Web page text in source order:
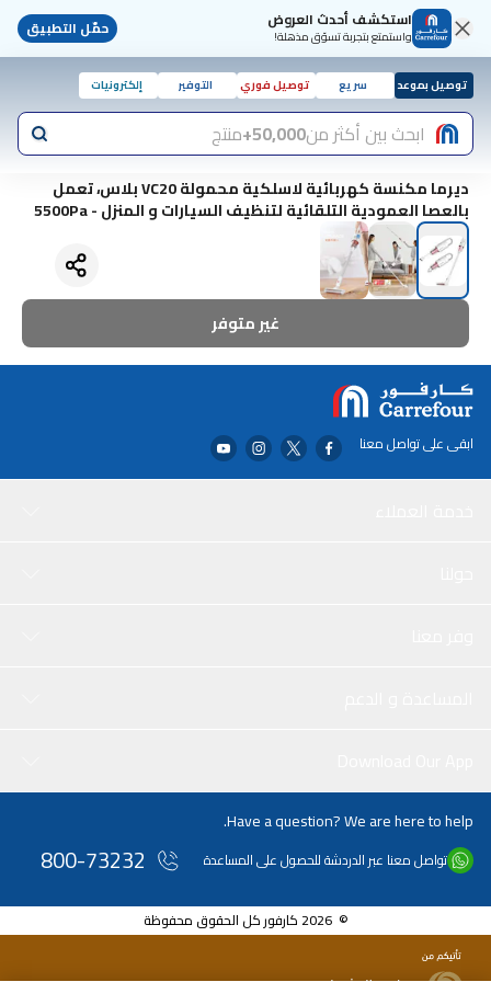
استكشف أحدث العروض
واستمتع بتجربة تسوّق مذهلة! حمّل التطبيق
توصيل بموعد سريع توصيل فوري التوفير إلكترونيات
ابحث بين أكثر من50,000+ منتج
ديرما مكنسة كهربائية لاسلكية محمولة VC20 بلاس، تعمل
بالعصا العمودية التلقائية لتنظيف السيارات و المنزل - 5500Pa
غير متوفر
ابقى على تواصل معنا
Have a question? We are here to help.
تواصل معنا عبر الدردشة للحصول على المساعدة 800-73232
© 2026 كارفور كل الحقوق محفوظة